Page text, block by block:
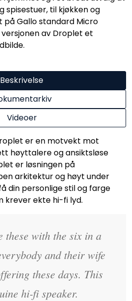
spisestuer, til kjøkken og
på Gallo standard Micro
av Droplet et
Beskrivelse
Videoer
er en motvekt mot
høyttalere og ansiktsløse
er løsningen på
arkitektur og høyt under
din personlige stil og farge
krever ekte hi-fi lyd.
these with the six in a
and their wife
these days. This
hi-fi speaker.